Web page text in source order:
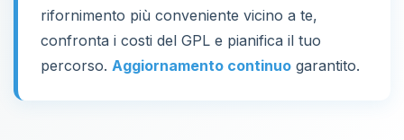
rifornimento più conveniente vicino a te,
confronta i costi del GPL e pianifica il tuo
percorso. Aggiornamento continuo garantito.